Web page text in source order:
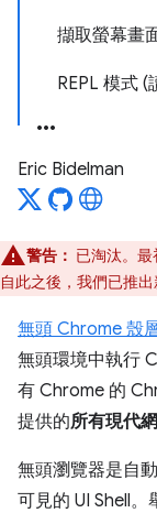
擷取螢幕畫
REPL 模式
Eric Bidelman
警告： 已淘汰。最
自此之後，我們已推出
無頭 Chrome 殼
無頭環境中執行
有 Chrome 的
提供的所有現代
無頭瀏覽器是自
可見的 UI Shell